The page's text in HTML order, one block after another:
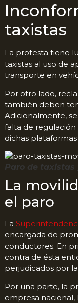
taxistas
La protesta tiene
taxistas al uso de
transporte en
Por otro lado,
también deben
Adicionalmente,
falta de
dichas plataformas
Paro de
La
el paro
La
encargada de
conductores. En
contra de ésta
perjudicados por
Por una parte, la
empresa nacional,